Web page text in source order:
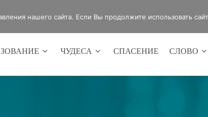
Россия, г.Оренбург, ул.Мира 32/2
ЧУДЕСА СПАСЕНИЕ СЛОВО
нашего сайта. Если Вы продолжите использовать